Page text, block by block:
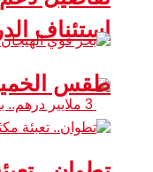
استئناف
طقس